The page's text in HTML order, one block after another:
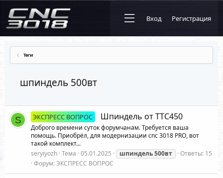
Вход Регистрация
Теги
шпиндель 500вт
S ЭКСПРЕСС ВОПРОС Шпиндель от TTC450
Доброго времени суток форумчанам. Требуется ваша
помощь. Приобрёл, для модернизации cnc 3018 PRO, вот
такой комплект...
seryiyozh Тема 05.01.2025 шпиндель500вт
Ответы: 15
Форум:ЭКСПРЕСС ВОПРОС